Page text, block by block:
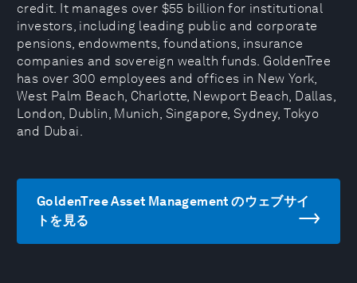
credit. It manages over $55 billion for institutional
investors, including leading public and corporate
pensions, endowments, foundations, insurance
companies and sovereign wealth funds. GoldenTree
has over 300 employees and offices in New York,
West Palm Beach, Charlotte, Newport Beach, Dallas,
London, Dublin, Munich, Singapore, Sydney, Tokyo
and Dubai.
GoldenTree Asset Management のウェブサイ
トを見る